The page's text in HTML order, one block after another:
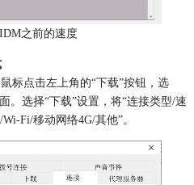
之前的速度
标点击左上角的“下载”按钮，选
。选择“下载”设置，将“连接类型/速
Fi/移动网络4G/其他”。